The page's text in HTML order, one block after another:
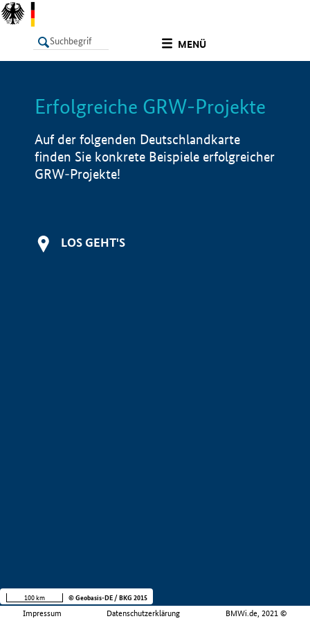
MENÜ
LISTE Info
Erfolgreiche GRW-Projekte
Auf der folgenden Deutschlandkarte
finden Sie konkrete Beispiele erfolgreicher
GRW-Projekte!
LOS GEHT'S
Impressum Datenschutzerklärung BMWi.de, 2021 ©
100 km © Geobasis-DE / BKG 2015